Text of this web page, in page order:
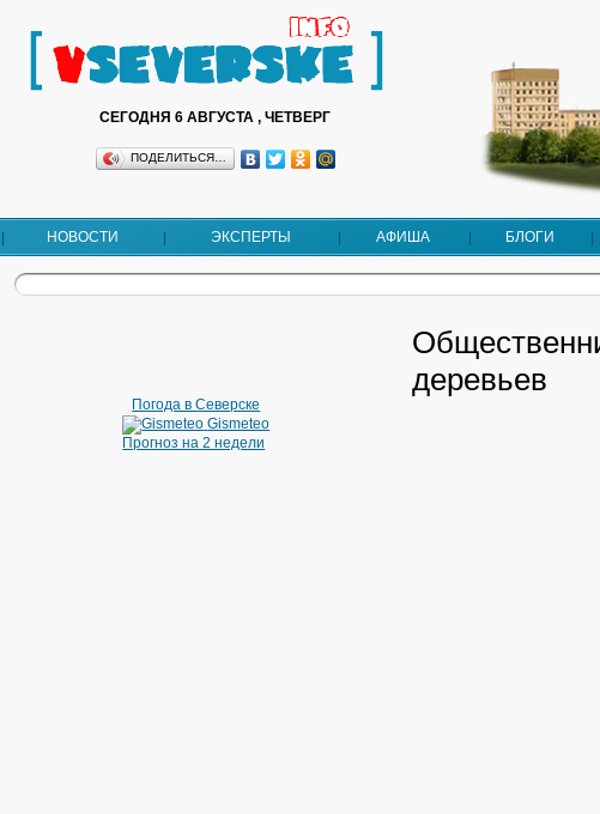
СЕГОДНЯ 6 АВГУСТА , ЧЕТВЕРГ
ПОДЕЛИТЬСЯ…
НОВОСТИ ЭКСПЕРТЫ АФИША БЛОГИ
Погода в Северске
Gismeteo
Прогноз на 2 недели
деревьев